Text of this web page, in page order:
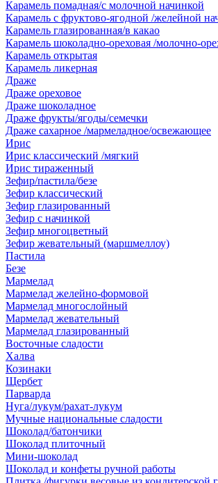
Карамель помадная/с молочной начинкой
Карамель с фруктово-ягодной /желейной
Карамель глазированная/в какао
Карамель шоколадно-ореховая /молочно-
Карамель открытая
Карамель ликерная
Драже
Драже ореховое
Драже шоколадное
Драже фрукты/ягоды/семечки
Драже сахарное /мармеладное/освежающее
Ирис
Ирис классический /мягкий
Ирис тираженный
Зефир/пастила/безе
Зефир классический
Зефир глазированный
Зефир с начинкой
Зефир многоцветный
Зефир жевательный (маршмеллоу)
Пастила
Безе
Мармелад
Мармелад желейно-формовой
Мармелад многослойный
Мармелад жевательный
Мармелад глазированный
Восточные сладости
Халва
Козинаки
Щербет
Парварда
Нуга/лукум/рахат-лукум
Мучные национальные сладости
Шоколад/батончики
Шоколад плиточный
Мини-шоколад
Шоколад и конфеты ручной работы